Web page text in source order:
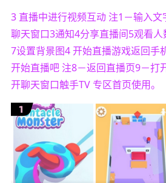
3 直播中进行视频互动 注1－输入
聊天窗口3通知4分享直播间5观看
7设置背景图4 开始直播游戏返回手
开始直播吧 注8－返回直播页9－打
开聊天窗口触手TV 专区首页使用。